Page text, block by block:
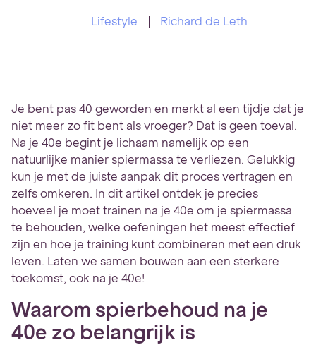
Lifestyle Richard de Leth
Je bent pas 40 geworden en merkt al een tijdje dat je
niet meer zo fit bent als vroeger? Dat is geen toeval.
Na je 40e begint je lichaam namelijk op een
natuurlijke manier spiermassa te verliezen. Gelukkig
kun je met de juiste aanpak dit proces vertragen en
zelfs omkeren. In dit artikel ontdek je precies
hoeveel je moet trainen na je 40e om je spiermassa
te behouden, welke oefeningen het meest effectief
zijn en hoe je training kunt combineren met een druk
leven. Laten we samen bouwen aan een sterkere
toekomst, ook na je 40e!
Waarom spierbehoud na je
40e zo belangrijk is